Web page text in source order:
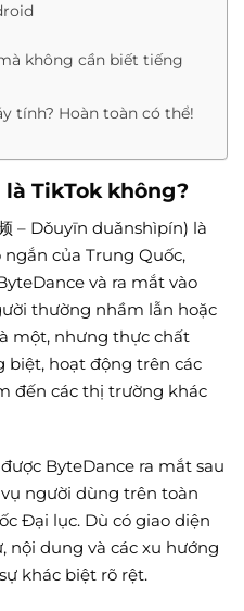
không cần biết tiếng
tính? Hoàn toàn có thể!
TikTok không?
– Dǒuyīn duǎnshìpín) là
của Trung Quốc,
và ra mắt vào
thường nhầm lẫn hoặc
một, nhưng thực chất
biệt, hoạt động trên các
đến các thị trường khác
ByteDance ra mắt sau
người dùng trên toàn
Đại lục. Dù có giao diện
nội dung và các xu hướng
khác biệt rõ rệt.